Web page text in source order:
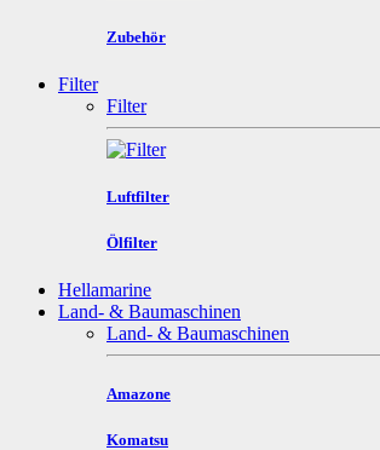
Zubehör
Filter
Filter
Luftfilter
Ölfilter
Hellamarine
Land- & Baumaschinen
Land- & Baumaschinen
Amazone
Komatsu